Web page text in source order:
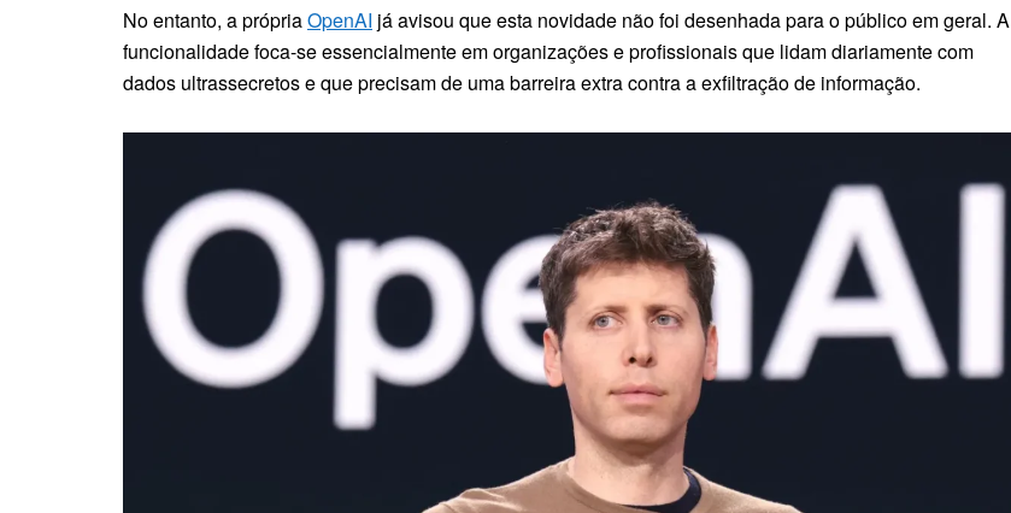
No entanto, a própriaOpenAI já avisou que esta novidade não foi desenhada para o público em geral. A
funcionalidade foca-se essencialmente em organizações e profissionais que lidam diariamente com
dados ultrassecretos e que precisam de uma barreira extra contra a exfiltração de informação.